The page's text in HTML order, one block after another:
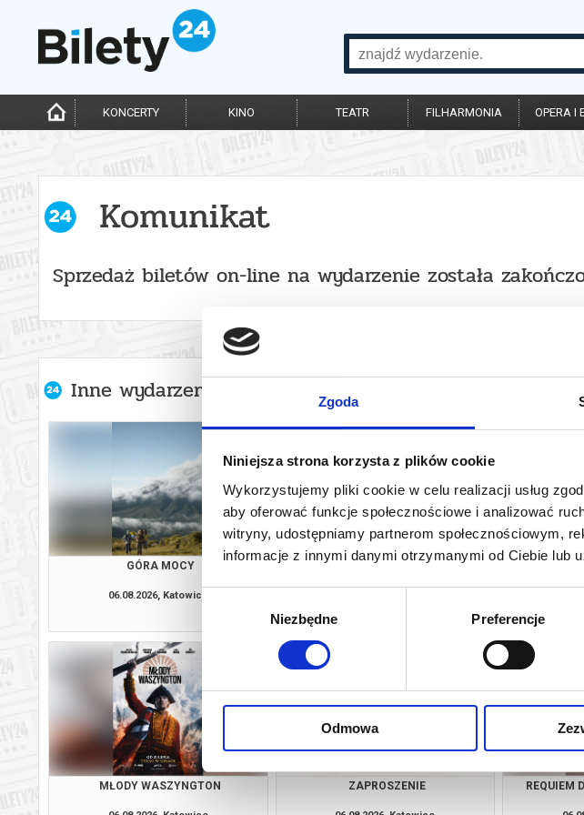
Zgoda
Niniejsza strona korzysta z plików cookie
Wykorzystujemy pliki cookie w celu realizacji usług
aby oferować funkcje społecznościowe i analizować
witryny, udostępniamy partnerom społecznościowym,
informacje z innymi danymi otrzymanymi od Ciebie lub
Niezbędne Preferencje
Odmowa
KONCERTY KINO TEATR FILHARMONIA OPERA I
Komunikat
Sprzedaż biletów on-line na wydarzenie została
Inne wydarzenia organizatora
GÓRA MOCY
06.08.2026, Katowice
DRUGIE ŻYCIE
kup bilet
MŁODY WASZYNGTON ZAPROSZENIE REQUIEM